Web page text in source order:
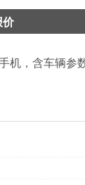
机，含车辆参